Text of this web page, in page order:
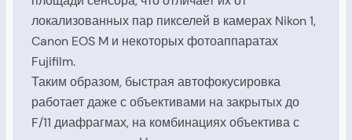
локализованных пар пикселей в камерах Nikon 1,
Canon EOS M и некоторых фотоаппаратах
Fujifilm.
Таким образом, быстрая автофокусировка
работает даже с объективами на закрытых до
F/11 диафрагмах, на комбинациях объектива с